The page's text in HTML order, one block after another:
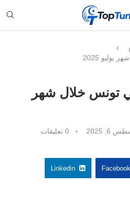
2025
تونس خلال شهر
6, 2025
0 تعليقات
Facebook
Linkedin